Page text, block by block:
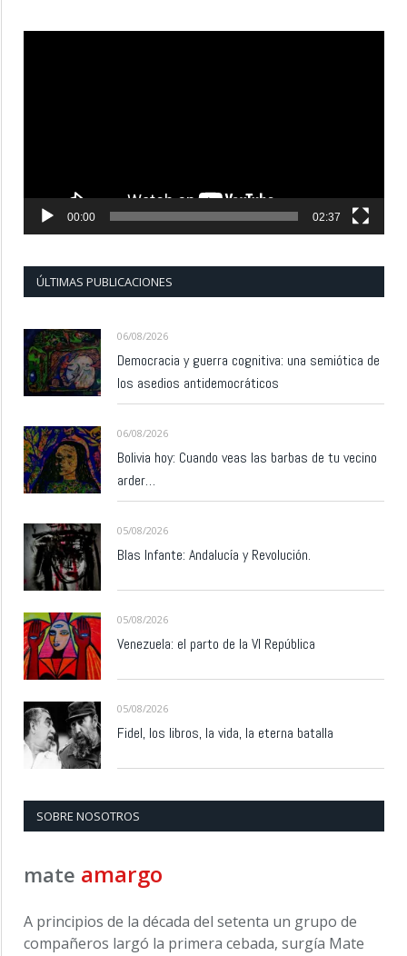
00:00 02:37
ÚLTIMAS PUBLICACIONES
06/08/2026
Democracia y guerra cognitiva: una semiótica de
los asedios antidemocráticos
06/08/2026
Bolivia hoy: Cuando veas las barbas de tu vecino
arder…
05/08/2026
Blas Infante: Andalucía y Revolución.
05/08/2026
Venezuela: el parto de la VI República
05/08/2026
Fidel, los libros, la vida, la eterna batalla
SOBRE NOSOTROS
mate amargo
A principios de la década del setenta un grupo de
compañeros largó la primera cebada, surgía Mate